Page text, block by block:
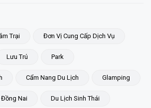
Trại Đơn Vị Cung Cấp Dịch Vụ
Lưu Trú Park
Cẩm Nang Du Lịch Glamping
Đồng Nai Du Lịch Sinh Thái